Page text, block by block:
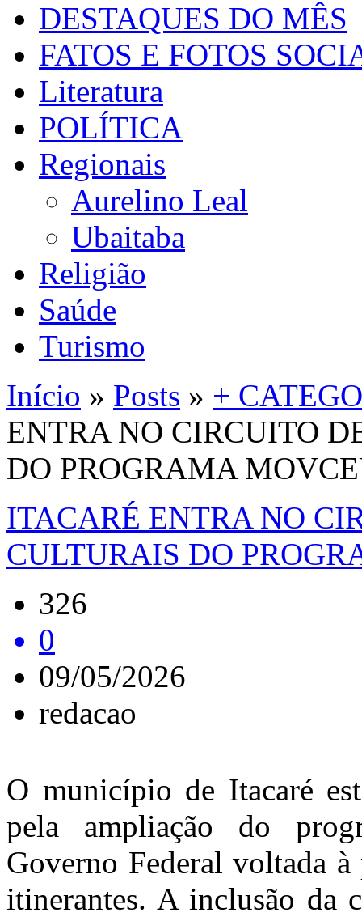
DESTAQUES DO MÊS
FATOS E FOTOS
Literatura
POLÍTICA
Regionais
Aurelino Leal
Ubaitaba
Religião
Saúde
Turismo
Início » Posts » +
ENTRA NO CIRCUITO
DO PROGRAMA
ITACARÉ ENTRA NO
CULTURAIS DO
326
0
09/05/2026
redacao
O município de Itacaré
pela ampliação do
Governo Federal voltada
itinerantes. A inclusão da